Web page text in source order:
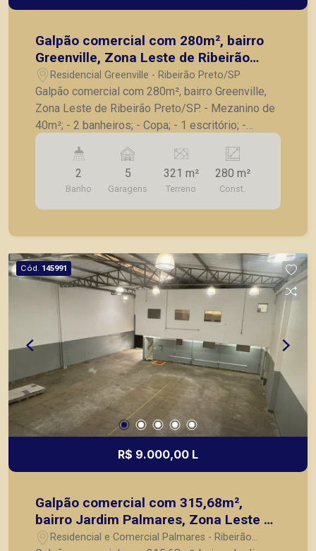
Galpão comercial com 280m², bairro
Greenville, Zona Leste de Ribeirão
Preto/SP.
Residencial Greenville - Ribeirão Preto/SP
Galpão comercial com 280m², bairro Greenville,
Zona Leste de Ribeirão Preto/SP. - Mezanino de
40m²; - 2 banheiros; - Copa; - 1 escritório; -
Deposito; - Terreno de esquina para construção.
Também temos imóveis no Nova Aliança, Jardim
Botânico, Jardim Canadá, casas e apartamentos
próximos a mercados, farmácias, escolas, além
de pontos comerciais localizados na Zona Sul.
2
Banho
5
Garagens
321 m²
Terreno
280 m²
Const.
Cód. 145991
R$ 9.000,00 L
Galpão comercial com 315,68m²,
bairro Jardim Palmares, Zona Leste de
Ribeirão Preto/SP.
Residencial e Comercial Palmares - Ribeirão